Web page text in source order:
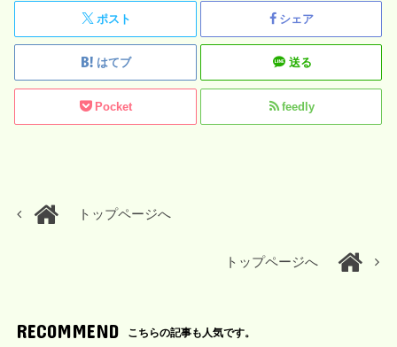
ポスト シェア
はてブ 送る
Pocket feedly
トップページへ
トップページへ
RECOMMEND こちらの記事も人気です。